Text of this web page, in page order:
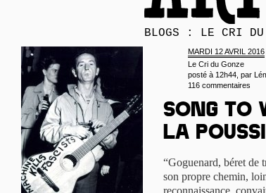
BLOGS : LE CRI DU
MARDI 12 AVRIL 2016
Le Cri du Gonze
posté à 12h44, par
116 commentaires
Song to
la
“Goguenard, béret de
son propre chemin,
reconnaissance,